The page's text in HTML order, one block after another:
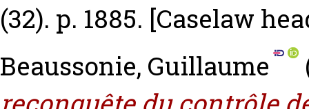
(32). p. 1885. [Caselaw
Beaussonie, Guillaume